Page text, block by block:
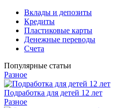
Вклады и депозиты
Кредиты
Пластиковые карты
Денежные переводы
Счета
Популярные статьи
Разное
Подработка для детей 12 лет
Разное